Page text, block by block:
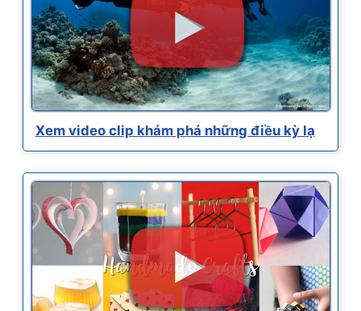
Xem video clip khám phá những điều kỳ lạ